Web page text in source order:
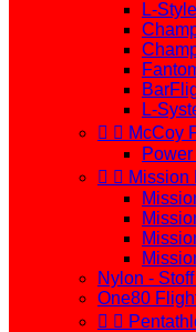
L-
L-
  McCoy
  Mission
Nylon -
One80
 